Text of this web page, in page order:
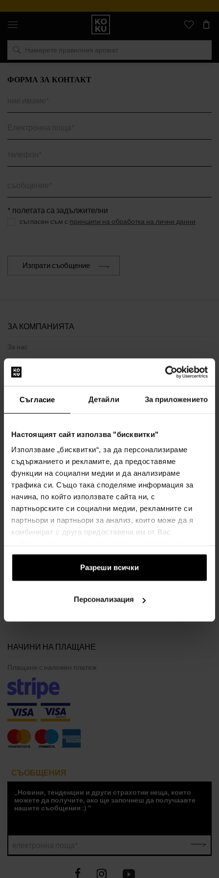
Съгласие Детайли За приложението
Настоящият сайт използва "бисквитки"
Използваме „бисквитки“, за да персонализираме
съдържанието и рекламите, да предоставяме
функции на социални медии и да анализираме
трафика си. Също така споделяме информация за
начина, по който използвате сайта ни, с
партньорските си социални медии, рекламните си
партньори и партньори за анализ, които може да я
комбинират с друга предоставена им от Вас
ползването от Ваша страна на услугите им.
Разреши всички
Персонализация
Оригинални
парфюми
часовници
на
място
ФОРМА ЗА КОНТАКТ
* полетата са задължителни
съгласен съм с принципи на обработка на лични данни
Изпрати съобщение
ЗА КОМПАНИЯТА
За нас
ФОРМА ЗА КОНТАКТ
За връзка с нас
ВСИЧКО ЗА ПАЗАРУВАНЕТО
Общи правила и условия
Политика за поверителност
ФОРМУЛЯР ЗА ОПЛАКВАНЕ
Начин на доставка
Кога ще получа поръчаните стоки?
Защо парфюми и часовници от нас?
Какво е тестер за парфюми?
Само оригинални стоки
НАЧИНИ НА ПЛАЩАНЕ
Плащане с наложен платеж
СЪОБЩЕНИЯ
„Новини, тенденции и други страхотни неща, които
можете да получите, ако ще започнеш да получаавте
нашите съобщения :) "